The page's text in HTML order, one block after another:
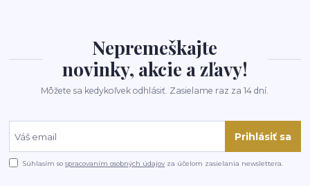
Nepremeškajte
novinky, akcie a zľavy!
Môžete sa kedykoľvek odhlásiť. Zasielame raz za 14 dní.
Prihlásiť sa
Súhlasím sospracovaním osobných údajov za účelom zasielania newslettera.